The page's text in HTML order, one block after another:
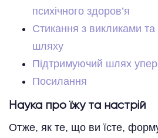
психічного здоров’я
Стикання з викликами
шляху
Підтримуючий шлях
Посилання
Наука про їжу та настрій
Отже, як те, що ви їсте,